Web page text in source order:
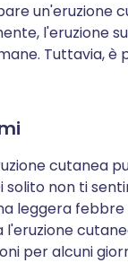
un'eruzione
l'eruzione
Tuttavia,
cutanea
solito non ti
leggera
per alcuni